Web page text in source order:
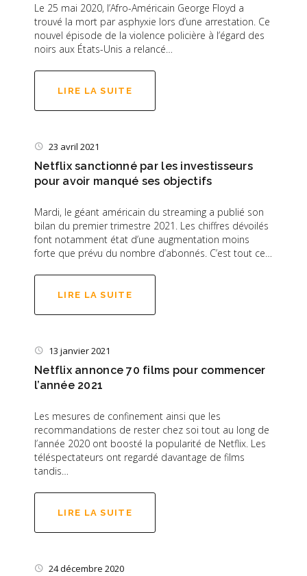
Le 25 mai 2020, l’Afro-Américain George Floyd a
trouvé la mort par asphyxie lors d’une arrestation. Ce
nouvel épisode de la violence policière à l’égard des
noirs aux États-Unis a relancé…
LIRE LA SUITE
23 avril 2021
Netflix sanctionné par les investisseurs
pour avoir manqué ses objectifs
Mardi, le géant américain du streaming a publié son
bilan du premier trimestre 2021. Les chiffres dévoilés
font notamment état d’une augmentation moins
forte que prévu du nombre d’abonnés. C’est tout ce…
LIRE LA SUITE
13 janvier 2021
Netflix annonce 70 films pour commencer
l’année 2021
Les mesures de confinement ainsi que les
recommandations de rester chez soi tout au long de
l’année 2020 ont boosté la popularité de Netflix. Les
téléspectateurs ont regardé davantage de films
tandis…
LIRE LA SUITE
24 décembre 2020